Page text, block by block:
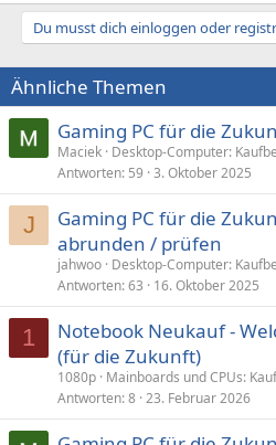
Du musst dich einloggen oder
Ähnliche Themen
Gaming PC für die
Maciek Desktop-Computer:
Antworten 59 3. Oktober 2025
J
Gaming PC für die
abrunden / prüfen
jahwoo Desktop-Computer:
Antworten 63 16. Oktober 2025
1
Notebook Neukauf -
(für die Zukunft)
1080p Mainboards und CPUs:
Antworten 8 23. Februar 2026